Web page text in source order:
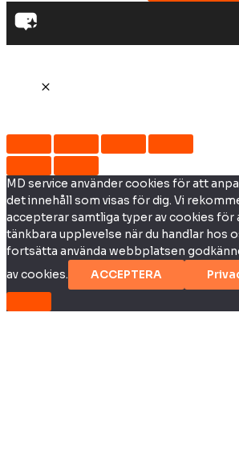
MD service använder cookies för att
det innehåll som visas för dig. Vi
accepterar samtliga typer av cookies för
tänkbara upplevelse när du handlar hos
fortsätta använda webbplatsen
av cookies.
ACCEPTERA